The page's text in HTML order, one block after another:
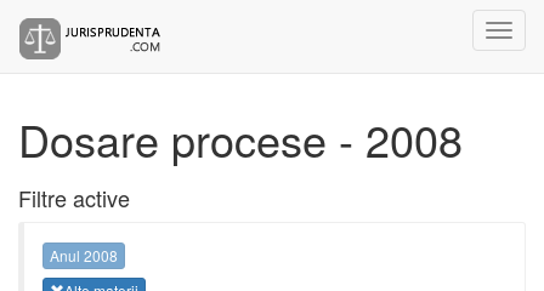
Dosare procese - 2008
Filtre active
Anul 2008